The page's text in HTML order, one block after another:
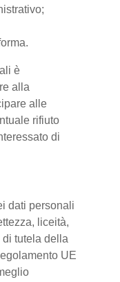
è
alla
alle
rifiuto
di
dati personali
liceità,
tutela della
UE